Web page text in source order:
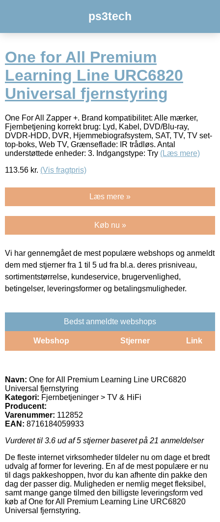
ps3tech
One for All Premium
Learning Line URC6820
Universal fjernstyring
One For All Zapper +. Brand kompatibilitet: Alle mærker,
Fjernbetjening korrekt brug: Lyd, Kabel, DVD/Blu-ray,
DVDR-HDD, DVR, Hjemmebiografsystem, SAT, TV, TV set-
top-boks, Web TV, Grænseflade: IR trådløs. Antal
understøttede enheder: 3. Indgangstype: Try (Læs mere)
113.56 kr. (Vis fragtpris)
Læs mere »
Køb nu »
Vi har gennemgået de mest populære webshops og anmeldt
dem med stjerner fra 1 til 5 ud fra bl.a. deres prisniveau,
sortimentstørrelse, kundeservice, brugervenlighed,
betingelser, leveringsformer og betalingsmuligheder.
Bedst anmeldte webshops
Webshop Stjerner Link
Navn: One for All Premium Learning Line URC6820
Universal fjernstyring
Kategori: Fjernbetjeninger > TV & HiFi
Producent:
Varenummer: 112852
EAN: 8716184059933
Vurderet til 3.6 ud af 5 stjerner baseret på 21 anmeldelser
De fleste internet virksomheder tildeler nu om dage et bredt
udvalg af former for levering. En af de mest populære er nu
til dags pakkeshoppen, hvor du kan afhente din pakke den
dag der passer dig. Muligheden er nemlig meget fleksibel,
samt mange gange tilmed den billigste leveringsform ved
køb af One for All Premium Learning Line URC6820
Universal fjernstyring.